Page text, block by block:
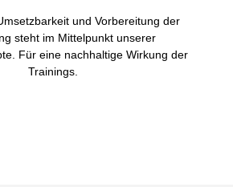
und Vorbereitung der
steht im Mittelpunkt unserer
Für eine nachhaltige Wirkung der
Trainings.